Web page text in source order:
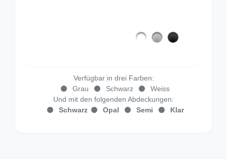
Verfügbar in drei Farben:
Grau
Schwarz
Weiss
Und mit den folgenden Abdeckungen:
Schwarz
Opal Semi Klar